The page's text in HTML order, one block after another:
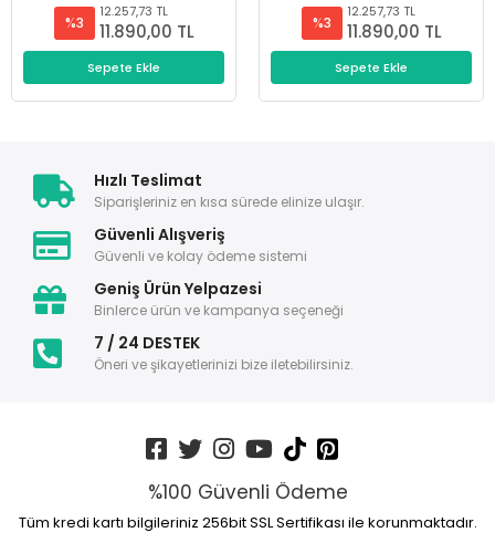
%3
12.257,73 TL
11.890,00 TL
Sepete Ekle
%3
12.257,73 TL
11.890,00 TL
Sepete Ekle
Hızlı Teslimat
Siparişleriniz en kısa sürede elinize ulaşır.
Güvenli Alışveriş
Güvenli ve kolay ödeme sistemi
Geniş Ürün Yelpazesi
Binlerce ürün ve kampanya seçeneği
7 / 24 DESTEK
Öneri ve şikayetlerinizi bize iletebilirsiniz.
%100 Güvenli Ödeme
Tüm kredi kartı bilgileriniz 256bit SSL Sertifikası ile korunmaktadır.